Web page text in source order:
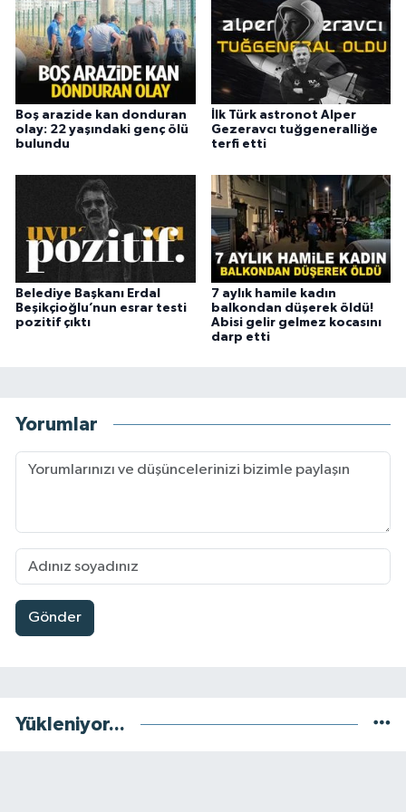
Boş arazide kan donduran
olay: 22 yaşındaki genç ölü
bulundu
İlk Türk astronot Alper
Gezeravcı tuğgeneralliğe
terfi etti
Belediye Başkanı Erdal
Beşikçioğlu’nun esrar testi
pozitif çıktı
7 aylık hamile kadın
balkondan düşerek öldü!
Abisi gelir gelmez kocasını
darp etti
Yorumlar
Gönder
Yükleniyor...